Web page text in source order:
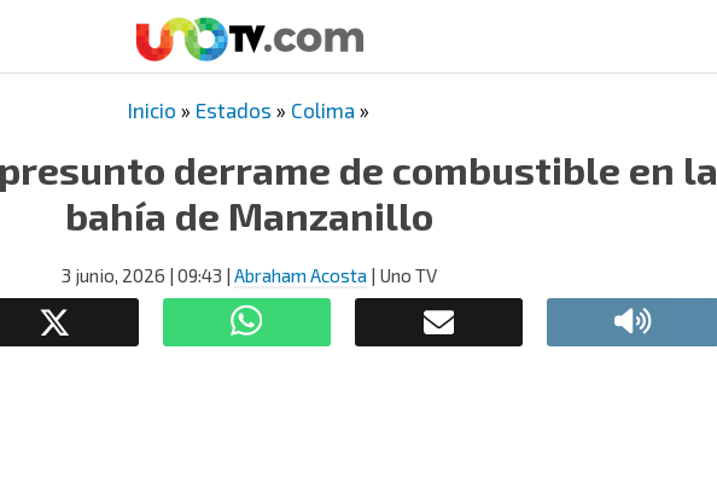
Inicio » Estados » Colima »
derrame de combustible en la
bahía de Manzanillo
3 junio, 2026 | 09:43 | Abraham Acosta | Uno TV